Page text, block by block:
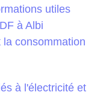
utiles
à Albi
consommation
à l'électricité et